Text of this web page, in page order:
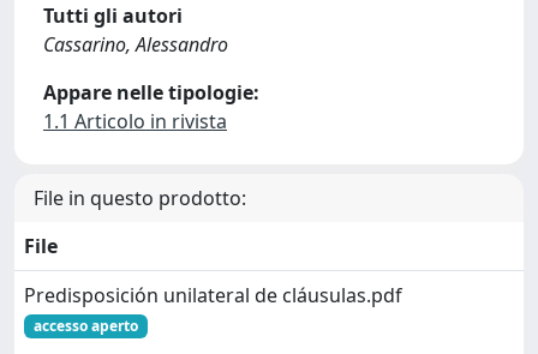
Tutti gli autori
Cassarino, Alessandro
Appare nelle tipologie:
1.1 Articolo in rivista
File in questo prodotto:
File
Predisposición unilateral de cláusulas.pdf
accesso aperto